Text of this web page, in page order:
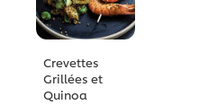
Crevettes
Grillées et
Quinoa